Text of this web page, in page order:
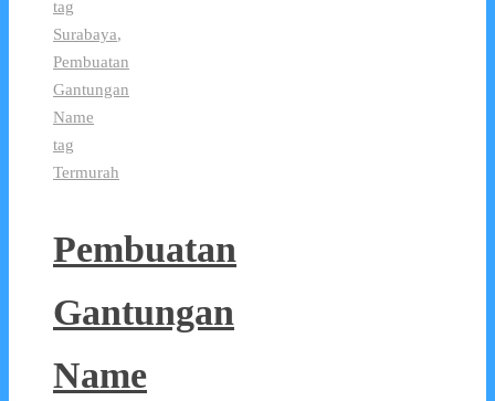
tag
Surabaya,
Pembuatan
Gantungan
Name
tag
Termurah
Pembuatan
Gantungan
Name